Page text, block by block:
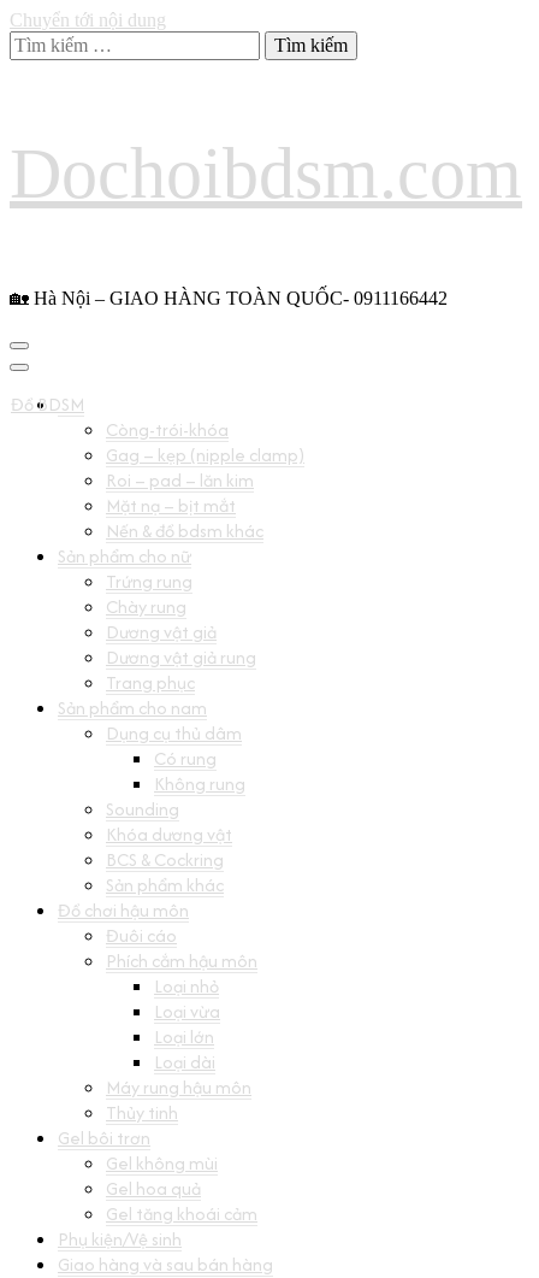
Chuyển tới nội dung
Tìm
kiếm
Dochoibdsm.com
🏡 Hà Nội – GIAO HÀNG TOÀN QUỐC- 0911166442
Đồ BDSM
Còng-trói-khóa
Gag – kẹp (nipple clamp)
Roi – pad – lăn kim
Mặt nạ – bịt mắt
Nến & đồ bdsm khác
Sản phẩm cho nữ
Trứng rung
Chày rung
Dương vật giả
Dương vật giả rung
Trang phục
Sản phẩm cho nam
Dụng cụ thủ dâm
Có rung
Không rung
Sounding
Khóa dương vật
BCS & Cockring
Sản phẩm khác
Đồ chơi hậu môn
Đuôi cáo
Phích cắm hậu môn
Loại nhỏ
Loại vừa
Loại lớn
Loại dài
Máy rung hậu môn
Thủy tinh
Gel bôi trơn
Gel không mùi
Gel hoa quả
Gel tăng khoái cảm
Phụ kiện/Vệ sinh
Giao hàng và sau bán hàng